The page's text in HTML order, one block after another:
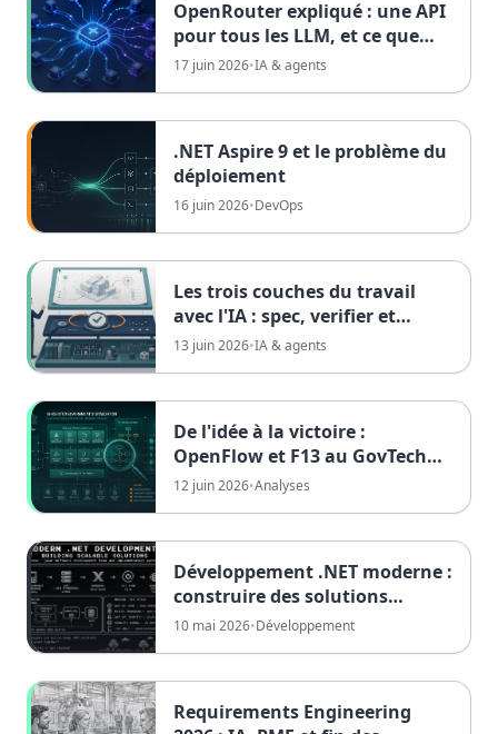
OpenRouter expliqué : une API
pour tous les LLM, et ce que
cela signifie pour les équipes
17 juin 2026•IA & agents
.NET Aspire 9 et le problème du
déploiement
16 juin 2026•DevOps
Les trois couches du travail
avec l'IA : spec, verifier et
environment
13 juin 2026•IA & agents
De l'idée à la victoire :
OpenFlow et F13 au GovTech
Hackathon Saarland
12 juin 2026•Analyses
Développement .NET moderne :
construire des solutions
évolutives
10 mai 2026•Développement
Requirements Engineering